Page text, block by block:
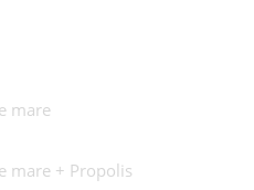
mare
mare + Propolis